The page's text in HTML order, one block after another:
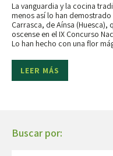
La vanguardia y la cocina
menos así lo han
Carrasca, de Aínsa
oscense en el IX Concurso
Lo han hecho con una flor
LEER MÁS
Buscar por: